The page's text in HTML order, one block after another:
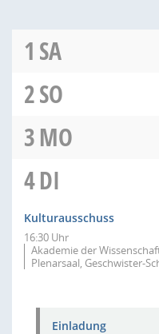
1 SA
2SO
3MO
4DI
Kulturausschuss
16:30 Uhr
Akademie der
Plenarsaal, Geschwister-
Einladung